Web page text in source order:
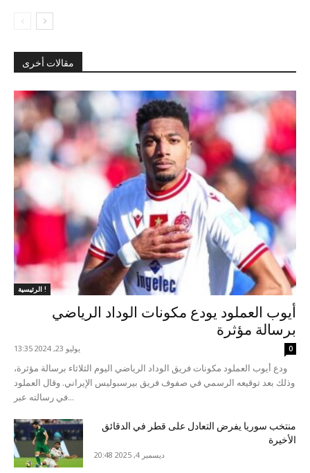
مقالات أخرى
الرئيسية !
أيوب العملود يودع مكونات الوداد الرياضي
برسالة مؤثرة
يوليو 23, 2024 13:35 0
ودع أيوب العملود مكونات فريق الوداد الرياضي اليوم الثلاثاء برسالة مؤثرة،
وذلك بعد توقيعه الرسمي في صفوف فريق بيرسبوليس الإيراني. وقال العملود
في رسالته عبر...
منتخب سوريا يفرض التعادل على قطر في الدقائق
الأخيرة
ديسمبر 4, 2025 20:48